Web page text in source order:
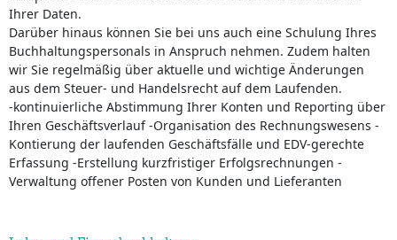
Ihrer Daten.
Darüber hinaus können Sie bei uns auch eine Schulung Ihres
Buchhaltungspersonals in Anspruch nehmen. Zudem halten
wir Sie regelmäßig über aktuelle und wichtige Änderungen
aus dem Steuer- und Handelsrecht auf dem Laufenden.
-kontinuierliche Abstimmung Ihrer Konten und Reporting über
Ihren Geschäftsverlauf -Organisation des Rechnungswesens -
Kontierung der laufenden Geschäftsfälle und EDV-gerechte
Erfassung -Erstellung kurzfristiger Erfolgsrechnungen -
Verwaltung offener Posten von Kunden und Lieferanten